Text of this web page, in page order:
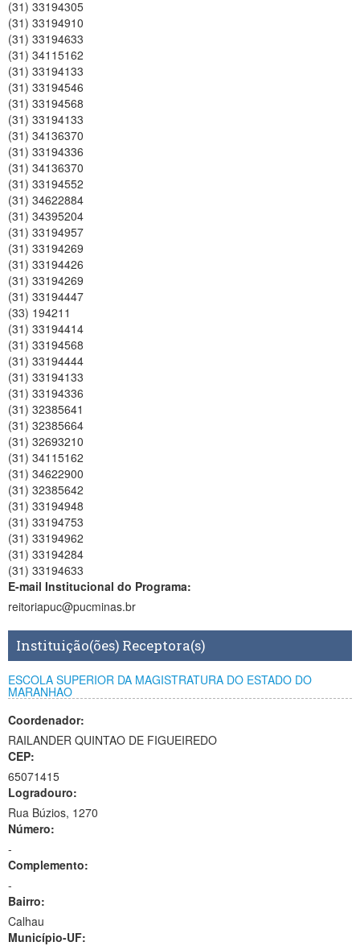
(31) 33194305
(31) 33194910
(31) 33194633
(31) 34115162
(31) 33194133
(31) 33194546
(31) 33194568
(31) 33194133
(31) 34136370
(31) 33194336
(31) 34136370
(31) 33194552
(31) 34622884
(31) 34395204
(31) 33194957
(31) 33194269
(31) 33194426
(31) 33194269
(31) 33194447
(33) 194211
(31) 33194414
(31) 33194568
(31) 33194444
(31) 33194133
(31) 33194336
(31) 32385641
(31) 32385664
(31) 32693210
(31) 34115162
(31) 34622900
(31) 32385642
(31) 33194948
(31) 33194753
(31) 33194962
(31) 33194284
(31) 33194633
E-mail Institucional do Programa:
reitoriapuc@pucminas.br
Instituição(ões) Receptora(s)
ESCOLA SUPERIOR DA MAGISTRATURA DO ESTADO DO
MARANHAO
Coordenador:
RAILANDER QUINTAO DE FIGUEIREDO
CEP:
65071415
Logradouro:
Rua Búzios, 1270
Número:
-
Complemento:
-
Bairro:
Calhau
Município-UF: